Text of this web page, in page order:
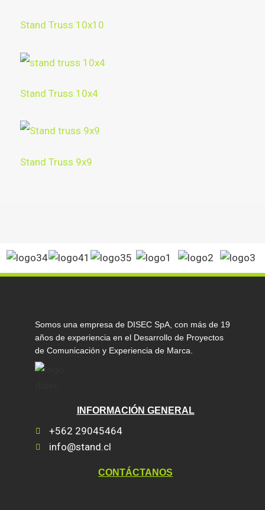
Stand Truss 10x10
Stand Truss 10x4
Stand Truss 9x9
Somos una empresa de DISEC SpA, con más de 19
años de experiencia en el Desarrollo de Proyectos
de Comunicación y Experiencia de Marca.
INFORMACIÓN GENERAL
+562 29045464
info@stand.cl
CONTÁCTANOS